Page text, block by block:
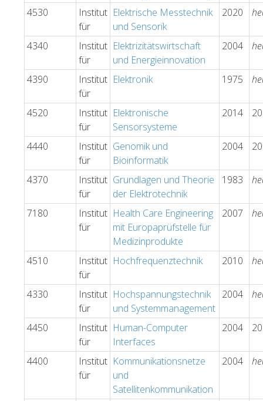
4530
Institut
für
Elektrische Messtechnik
und Sensorik
2020
4340
Institut
für
Elektrizitätswirtschaft
und Energieinnovation
2004
4390
Institut
für
Elektronik 1975
4520
Institut
für
Elektronische
Sensorsysteme
2014
4440
Institut
für
Genomik und
Bioinformatik
2004
4370
Institut
für
Grundlagen und Theorie
der Elektrotechnik
1983
7180
Institut
für
Health Care Engineering
mit Europaprüfstelle für
Medizinprodukte
2007
4510
Institut
für
Hochfrequenztechnik 2010
4330
Institut
für
Hochspannungstechnik
und Systemmanagement
2004
4450
Institut
für
Human-Computer
Interfaces
2004
4400
Institut
für
Kommunikationsnetze
und
Satellitenkommunikation
2004